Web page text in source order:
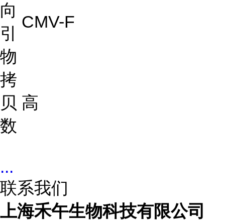
向
引
物
CMV-F
拷
贝
数
高
...
联系我们
上海禾午生物科技有限公司